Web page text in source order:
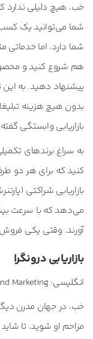
خب، هیچ دلیلی ندارد
شما می‌توانید یک کسب
شما دارد، اما
هم شروع کنید و
پیشنهاد دهید. به این
بدون هیچ هزینه
بازاریابی وابستگی
به سراغ برندهای
کنید که برای هر دو
بازاریابی شراکتی
می‌دهد که با سرعت
آورند. وقتی یکی
بازاریابی درونگرا
انگلیسی: Inbound Marketing
خب، در جهان مدرن
مزاحم او شوید، تا